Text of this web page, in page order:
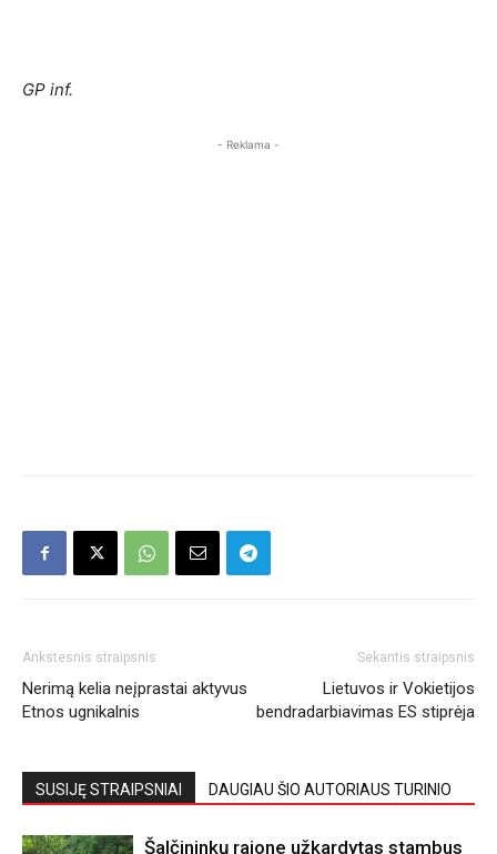
GP inf.
- Reklama -
Ankstesnis straipsnis
Nerimą kelia neįprastai aktyvus
Etnos ugnikalnis
Sekantis straipsnis
Lietuvos ir Vokietijos
bendradarbiavimas ES stiprėja
SUSIJĘ STRAIPSNIAI DAUGIAU ŠIO AUTORIAUS TURINIO
Šalčininkų rajone užkardytas stambus